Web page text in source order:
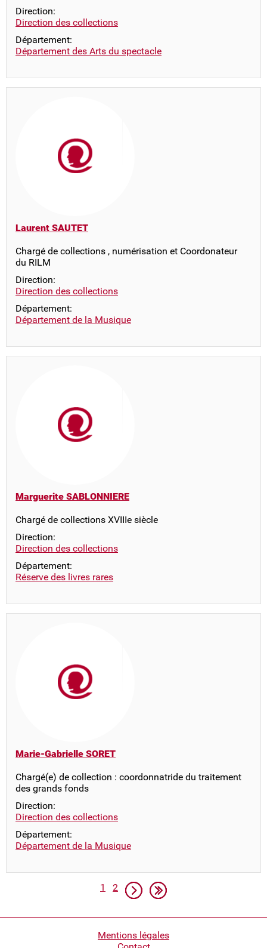
Direction:
Direction des collections
Département:
Département des Arts du spectacle
Laurent SAUTET
Chargé de collections , numérisation et Coordonateur
du RILM
Direction:
Direction des collections
Département:
Département de la Musique
Marguerite SABLONNIERE
Chargé de collections XVIIIe siècle
Direction:
Direction des collections
Département:
Réserve des livres rares
Marie-Gabrielle SORET
Chargé(e) de collection : coordonnatride du traitement
des grands fonds
Direction:
Direction des collections
Département:
Département de la Musique
Pagination
Page
1 Page
2 Page suivante
Dernière page
Mentions légales